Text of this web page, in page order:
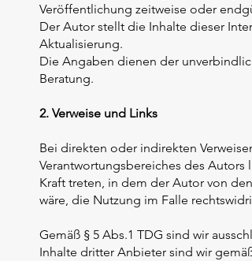
Veröffentlichung zeitweise oder
Der Autor stellt die Inhalte dieser
Aktualisierung.
Die Angaben dienen der
Beratung.
2. Verweise und Links
Bei direkten oder indirekten
Verantwortungsbereiches des
Kraft treten, in dem der Autor von
wäre, die Nutzung im Falle
Gemäß § 5 Abs.1 TDG sind wir
Inhalte dritter Anbieter sind wir